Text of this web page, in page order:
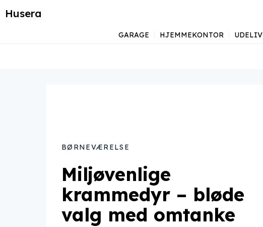
Husera
GARAGE HJEMMEKONTOR UDELIV
Miljøvenlige
krammedyr – bløde
valg med omtanke
BØRNEVÆRELSE